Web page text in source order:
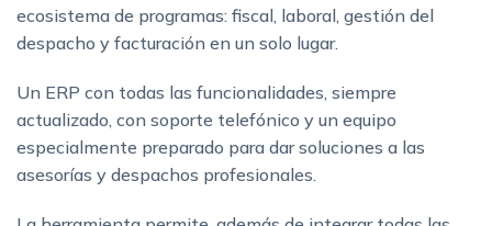
ecosistema de programas: fiscal, laboral, gestión del
despacho y facturación en un solo lugar.
Un ERP con todas las funcionalidades, siempre
actualizado, con soporte telefónico y un equipo
especialmente preparado para dar soluciones a las
asesorías y despachos profesionales.